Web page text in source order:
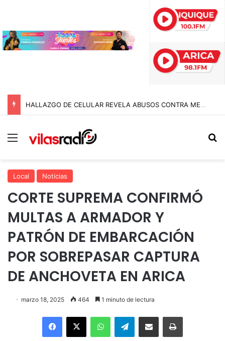
HALLAZGO DE CELULAR REVELA ABUSOS CONTRA MENOR Y TERMINA CON PROFESOR EN PRISIÓN PREVENTIVA
Menú
Local Noticias
CORTE SUPREMA CONFIRMÓ
MULTAS A ARMADOR Y
PATRÓN DE EMBARCACIÓN
POR SOBREPASAR CAPTURA
DE ANCHOVETA EN ARICA
marzo 18, 2025 464 1 minuto de lectura
Facebook
X WhatsAppTelegramEnviar vía email Imprimir